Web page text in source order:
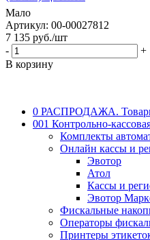
Мало
Артикул: 00-00027812
7 135 руб./шт
-
+
В корзину
0 РАСПРОДАЖА.
001 Контрольно-
Комплекты
Онлайн кассы и
Эвотор
Атол
Кассы и
Эвотор
Фискальные
Операторы
Принтеры